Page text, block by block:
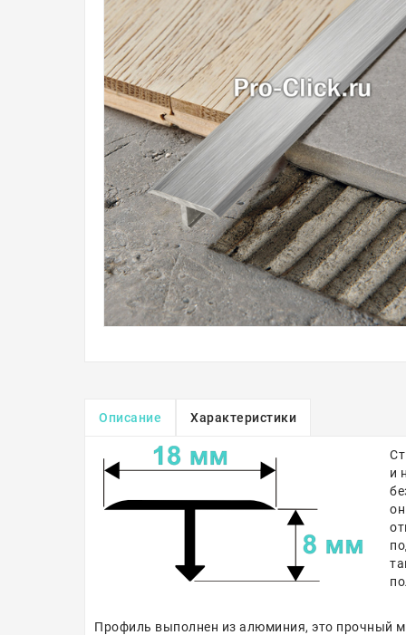
Описание Характеристики
и
Профиль выполнен из алюминия, это прочный